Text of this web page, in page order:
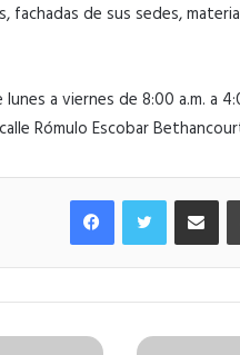
de sus sedes,
a viernes de 8:00 a.m. a
Rómulo Escobar
FacebookTwitter Compartir